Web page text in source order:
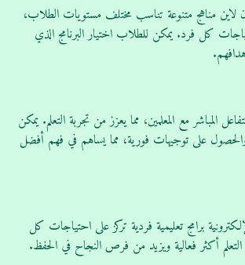
لاين مناهج متنوعة تناسب مختلف مستويات الطلاب،
كل فرد. يمكن للطلاب اختيار البرنامج الذي
المباشر مع المعلمين، مما يعزز من تجربة التعلم. يمكن
على توجيهات فورية، مما يساهم في فهم أفضل
برامج تعليمية فردية تركز على احتياجات كل
أكثر فعالية ويزيد من فرص النجاح في الحفظ.